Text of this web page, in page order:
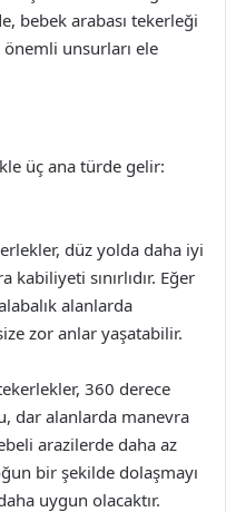
bebek arabası tekerleği
unsurları ele
üç ana türde gelir:
düz yolda daha iyi
sınırlıdır. Eğer
alanlarda
zor anlar yaşatabilir.
360 derece
dar alanlarda manevra
arazilerde daha az
bir şekilde dolaşmayı
uygun olacaktır.